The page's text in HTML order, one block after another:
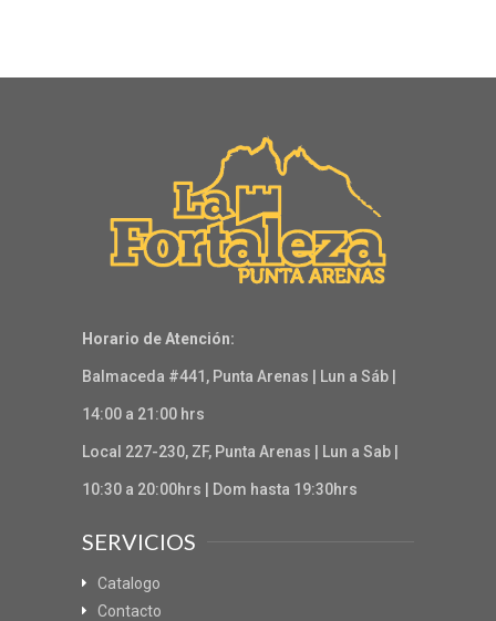
Horario de Atención:
Balmaceda #441, Punta Arenas | Lun a Sáb |
14:00 a 21:00 hrs
Local 227-230, ZF, Punta Arenas | Lun a Sab |
10:30 a 20:00hrs | Dom hasta 19:30hrs
SERVICIOS
Catalogo
Contacto